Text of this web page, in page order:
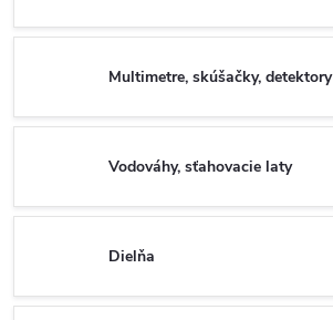
Multimetre, skúšačky, detektory
Vodováhy, sťahovacie laty
Dielňa